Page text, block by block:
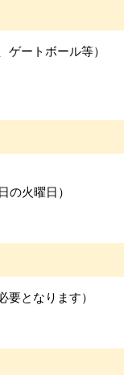
ートボール等）
の火曜日）
となります）